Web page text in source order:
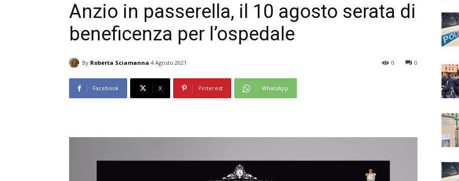
Anzio in passerella, il 10 agosto serata di
beneficenza per l’ospedale
By Roberta Sciamanna 4 Agosto 2021 0
0
Facebook X Pinterest WhatsApp